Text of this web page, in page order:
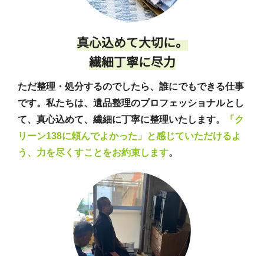
真心込めて大切に。
繊細丁寧に尽力
ただ整理・処分するのでしたら、誰にでもできる仕事
です。私たちは、遺品整理のプロフェッショナルとし
て、真心込めて、繊細に丁寧に整理いたします。
「ク
リーン138に頼んでよかった」と感じていただけるよ
う、力を尽くすことをお約束します。